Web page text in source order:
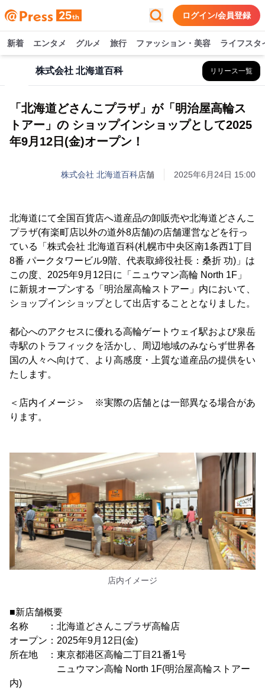
ログイン/会員登録
新着 エンタメ グルメ 旅行 ファッション・美容 ライフスタ
株式会社 北海道百科 リリース一覧
「北海道どさんこプラザ」が「明治屋高輪ス
トアー」の ショップインショップとして2025
年9月12日(金)オープン！
株式会社 北海道百科店舗 2025年6月24日 15:00
北海道にて全国百貨店へ道産品の卸販売や北海道どさんこ
プラザ(有楽町店以外の道外8店舗)の店舗運営などを行っ
ている「株式会社 北海道百科(札幌市中央区南1条西1丁目
8番 パークタワービル9階、代表取締役社長：桑折 功)」は
この度、2025年9月12日に「ニュウマン高輪 North 1F」
に新規オープンする「明治屋高輪ストアー」内において、
ショップインショップとして出店することとなりました。
都心へのアクセスに優れる高輪ゲートウェイ駅および泉岳
寺駅のトラフィックを活かし、周辺地域のみならず世界各
国の人々へ向けて、より高感度・上質な道産品の提供をい
たします。
＜店内イメージ＞ ※実際の店舗とは一部異なる場合があ
ります。
店内イメージ
■新店舗概要
名称 ：北海道どさんこプラザ高輪店
オープン：2025年9月12日(金)
所在地 ：東京都港区高輪二丁目21番1号
ニュウマン高輪 North 1F(明治屋高輪ストアー
内)